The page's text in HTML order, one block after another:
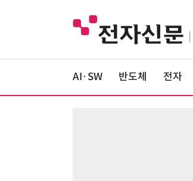
AI·SW 반도체 전자